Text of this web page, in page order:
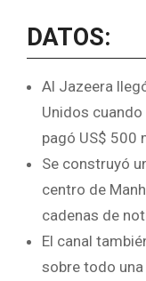
DATOS:
Al Jazeera
Unidos
pagó US$ 500
Se construyó
centro de
cadenas de
El canal
sobre todo